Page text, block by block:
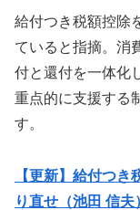
給付つき税額控除
ていると指摘。消
付と還付を一体化
重点的に支援する
す。
【更新】給付つ
り直せ（池田 信夫